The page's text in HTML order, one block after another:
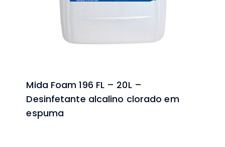
Mida Foam 196 FL – 20L –
Desinfetante alcalino clorado em
espuma